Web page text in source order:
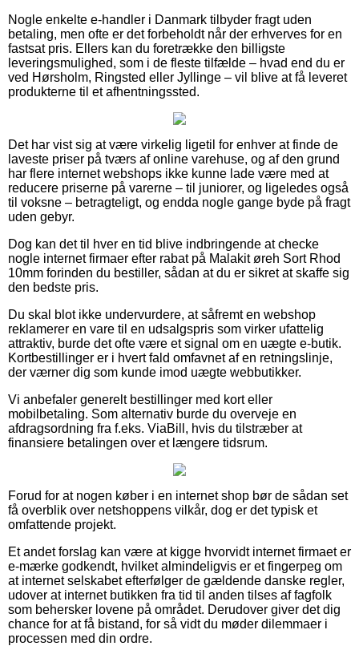
Nogle enkelte e-handler i Danmark tilbyder fragt uden
betaling, men ofte er det forbeholdt når der erhverves for en
fastsat pris. Ellers kan du foretrække den billigste
leveringsmulighed, som i de fleste tilfælde – hvad end du er
ved Hørsholm, Ringsted eller Jyllinge – vil blive at få leveret
produkterne til et afhentningssted.
Det har vist sig at være virkelig ligetil for enhver at finde de
laveste priser på tværs af online varehuse, og af den grund
har flere internet webshops ikke kunne lade være med at
reducere priserne på varerne – til juniorer, og ligeledes også
til voksne – betragteligt, og endda nogle gange byde på fragt
uden gebyr.
Dog kan det til hver en tid blive indbringende at checke
nogle internet firmaer efter rabat på Malakit øreh Sort Rhod
10mm forinden du bestiller, sådan at du er sikret at skaffe sig
den bedste pris.
Du skal blot ikke undervurdere, at såfremt en webshop
reklamerer en vare til en udsalgspris som virker ufattelig
attraktiv, burde det ofte være et signal om en uægte e-butik.
Kortbestillinger er i hvert fald omfavnet af en retningslinje,
der værner dig som kunde imod uægte webbutikker.
Vi anbefaler generelt bestillinger med kort eller
mobilbetaling. Som alternativ burde du overveje en
afdragsordning fra f.eks. ViaBill, hvis du tilstræber at
finansiere betalingen over et længere tidsrum.
Forud for at nogen køber i en internet shop bør de sådan set
få overblik over netshoppens vilkår, dog er det typisk et
omfattende projekt.
Et andet forslag kan være at kigge hvorvidt internet firmaet er
e-mærke godkendt, hvilket almindeligvis er et fingerpeg om
at internet selskabet efterfølger de gældende danske regler,
udover at internet butikken fra tid til anden tilses af fagfolk
som behersker lovene på området. Derudover giver det dig
chance for at få bistand, for så vidt du møder dilemmaer i
processen med din ordre.